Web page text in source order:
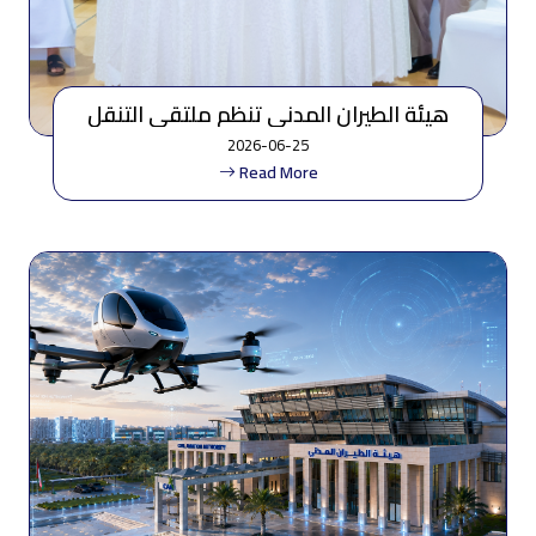
هيئة الطيران المدني تنظم ملتقى التنقل
الجوي المتقدم
2026-06-25
Read More